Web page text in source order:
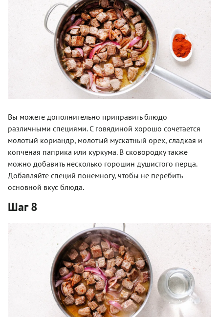
Вы можете дополнительно приправить блюдо
различными специями. С говядиной хорошо сочетается
молотый кориандр, молотый мускатный орех, сладкая и
копченая паприка или куркума. В сковородку также
можно добавить несколько горошин душистого перца.
Добавляйте специй понемногу, чтобы не перебить
основной вкус блюда.
Шаг 8